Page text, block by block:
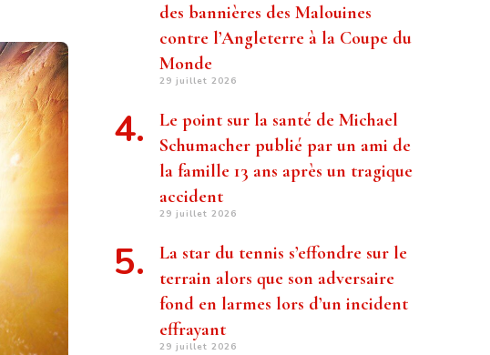
des bannières des Malouines
contre l’Angleterre à la Coupe du
Monde
29 juillet 2026
Le point sur la santé de Michael
Schumacher publié par un ami de
la famille 13 ans après un tragique
accident
29 juillet 2026
La star du tennis s’effondre sur le
terrain alors que son adversaire
fond en larmes lors d’un incident
effrayant
29 juillet 2026